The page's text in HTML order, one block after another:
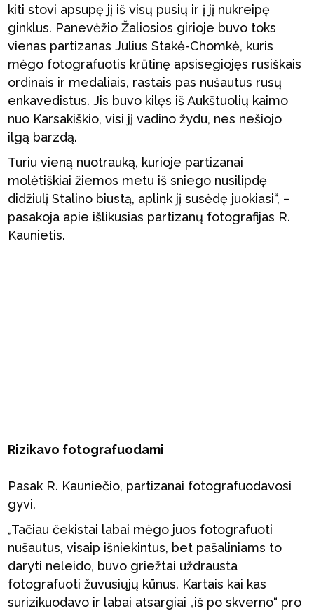
kiti stovi apsupę jį iš visų pusių ir į jį nukreipę
ginklus. Panevėžio Žaliosios girioje buvo toks
vienas partizanas Julius Stakė-Chomkė, kuris
mėgo fotografuotis krūtinę apsisegiojęs rusiškais
ordinais ir medaliais, rastais pas nušautus rusų
enkavedistus. Jis buvo kilęs iš Aukštuolių kaimo
nuo Karsakiškio, visi jį vadino žydu, nes nešiojo
ilgą barzdą.
Turiu vieną nuotrauką, kurioje partizanai
molėtiškiai žiemos metu iš sniego nusilipdę
didžiulį Stalino biustą, aplink jį susėdę juokiasi“, –
pasakoja apie išlikusias partizanų fotografijas R.
Kaunietis.
Rizikavo fotografuodami
Pasak R. Kauniečio, partizanai fotografuodavosi
gyvi.
„Tačiau čekistai labai mėgo juos fotografuoti
nušautus, visaip išniekintus, bet pašaliniams to
daryti neleido, buvo griežtai uždrausta
fotografuoti žuvusiųjų kūnus. Kartais kai kas
surizikuodavo ir labai atsargiai „iš po skverno“ pro